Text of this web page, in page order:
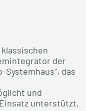
klassischen
der
Systemhaus“, das
und
unterstützt,